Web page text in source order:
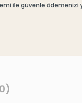
ile güvenle ödemenizi